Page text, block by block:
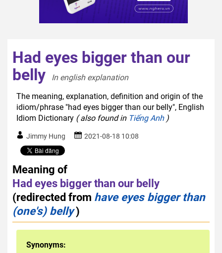
Had eyes bigger than our
belly
In english explanation
The meaning, explanation, definition and origin of the
idiom/phrase "had eyes bigger than our belly", English
Idiom Dictionary ( also found in Tiếng Anh)
Jimmy Hung 2021-08-18 10:08
Meaning of
Had eyes bigger than our belly
(redirected from have eyes bigger than
(one's) belly)
Synonyms: